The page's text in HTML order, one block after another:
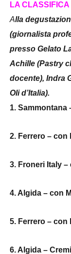
LA CLASSIFICA
Alla
(giornalista
presso Gelato
Achille (Pastry
docente), Indra
Oli d’Italia).
1. Sammontana
2. Ferrero – con
3. Froneri Italy
4. Algida – con
5. Ferrero – con
6. Algida –